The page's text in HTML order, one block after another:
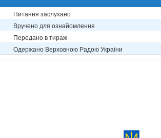
Питання заслухано
Вручено для ознайомлення
Передано в тираж
Одержано Верховною Радою України